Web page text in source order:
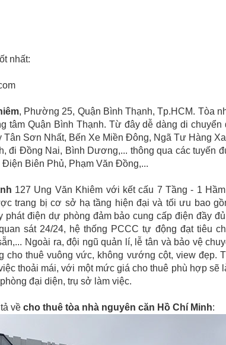
nhất:
, Phường 25, Quận Bình Thạnh, Tp.HCM. Tòa
tâm Quận Bình Thạnh. Từ đây dễ dàng di chuyển
Sơn Nhất, Bến Xe Miền Đông, Ngã Tư Hàng
đi Đồng Nai, Bình Dương,... thông qua các tuyến
Biên Phủ, Phạm Văn Đồng,...
127 Ung Văn Khiêm với kết cấu 7 Tầng - 1
trang bị cơ sở hạ tầng hiện đại và tối ưu bao
phát điện dự phòng đảm bảo cung cấp điện đầy
sát 24/24, hệ thống PCCC tự động đạt tiêu
Ngoài ra, đội ngũ quản lí, lễ tân và bảo vệ
cho thuê vuông vức, không vướng cột, view đẹp.
thoải mái, với một mức giá cho thuê phù hợp sẽ
đại diện, trụ sở làm việc.
tả vềcho thuê tòa nhà nguyên căn Hồ Chí Minh: